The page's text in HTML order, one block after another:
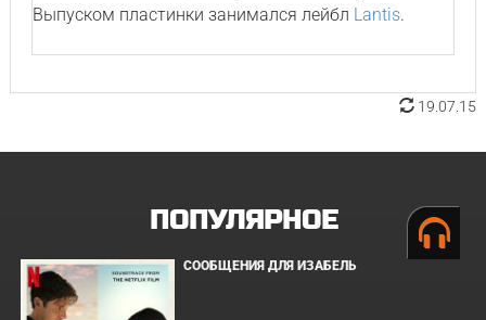
Выпуском пластинки занимался лейбл Lantis.
19.07.15
ПОПУЛЯРНОЕ
СООБЩЕНИЯ ДЛЯ ИЗАБЕЛЬ